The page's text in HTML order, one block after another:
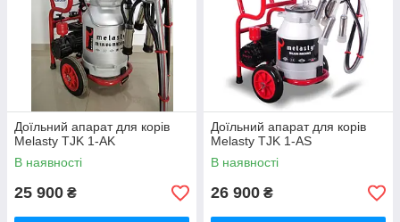
Доїльний апарат для корів
Melasty TJK 1-AK
В наявності
25 900 ₴
Доїльний апарат для корів
Melasty TJK 1-AS
В наявності
26 900 ₴